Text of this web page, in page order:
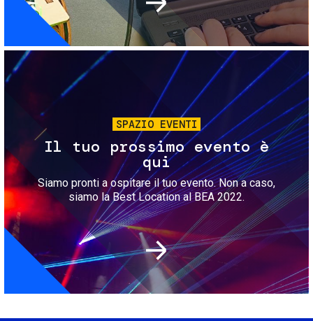
Immagine
SPAZIO EVENTI
Il tuo prossimo evento è
qui
Siamo pronti a ospitare il tuo evento. Non a caso,
siamo la Best Location al BEA 2022.